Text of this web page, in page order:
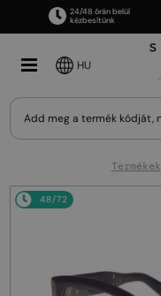
24/48 órán belül
kézbesítünk
HU
Termékek
48/72